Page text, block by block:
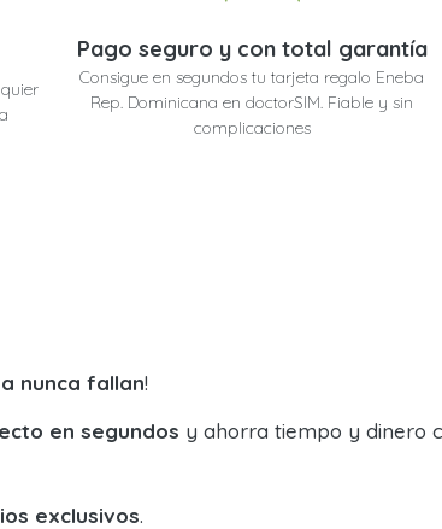
Pago seguro y con total garantía
Consigue en segundos tu tarjeta regalo Eneba
Rep. Dominicana en doctorSIM. Fiable y sin
complicaciones
nunca fallan!
en segundos y ahorra tiempo y dinero
exclusivos.